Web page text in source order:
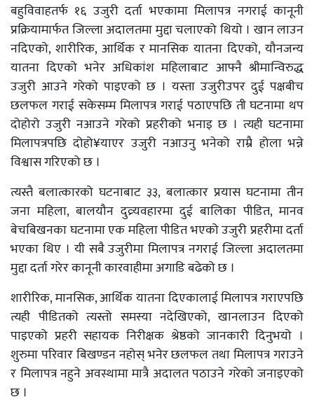
बहुविवाहतर्फ १६ उजुरी दर्ता भएकामा मिलापत्र नगराई कानूनी
प्रक्रियामार्फत जिल्ला अदालतमा मुद्दा चलाएको थियो । खान लाउन
नदिएको, शारीरिक, आर्थिक र मानसिक यातना दिएको, यौनजन्य
यातना दिएको भनेर अधिकांश महिलाबाट आफ्नै श्रीमान्विरुद्ध
उजुरी आउने गरेको पाइएको छ । यस्ता उजुरीउपर दुई पक्षबीच
छलफल गराई सकेसम्म मिलापत्र गराई पठाएपछि ती घटनामा थप
दोहोरो उजुरी नआउने गरेको प्रहरीको भनाइ छ । त्यही घटनामा
मिलापत्रपछि दोहो¥याएर उजुरी नआउनु भनेको राम्रै होला भन्ने
विश्वास गरिएको छ ।
त्यस्तै बलात्कारको घटनाबाट ३३, बलात्कार प्रयास घटनामा तीन
जना महिला, बालयौन दुव्र्यवहारमा दुई बालिका पीडित, मानव
बेचबिखनका घटनामा एक महिला पीडित भएको उजुरी प्रहरीमा दर्ता
भएका थिए । यी सबै उजुरीमा मिलापत्र नगराई जिल्ला अदालतमा
मुद्दा दर्ता गरेर कानूनी कारवाहीमा अगाडि बढेको छ ।
शारीरिक, मानसिक, आर्थिक यातना दिएकालाई मिलापत्र गराएपछि
त्यही पीडितको त्यस्तो समस्या नदेखिएको, खानलाउन दिएको
पाइएको प्रहरी सहायक निरीक्षक श्रेष्ठको जानकारी दिनुभयो ।
शुरुमा परिवार बिखण्डन नहोस् भनेर छलफल तथा मिलापत्र गराउने
र मिलापत्र नहुने अवस्थामा मात्रै अदालत पठाउने गरेको जनाइएको
छ ।